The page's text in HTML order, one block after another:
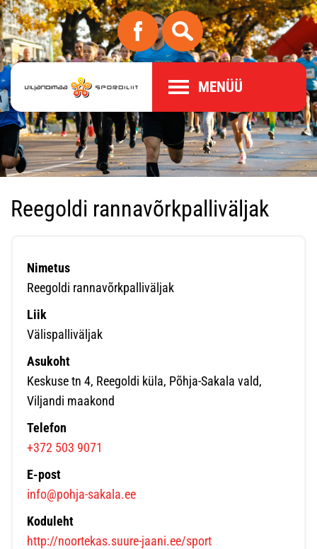
MENÜÜ
Reegoldi rannavõrkpalliväljak
Nimetus
Reegoldi rannavõrkpalliväljak
Liik
Välispalliväljak
Asukoht
Keskuse tn 4, Reegoldi küla, Põhja-Sakala vald,
Viljandi maakond
Telefon
+372 503 9071
E-post
info@pohja-sakala.ee
Koduleht
http://noortekas.suure-jaani.ee/sport